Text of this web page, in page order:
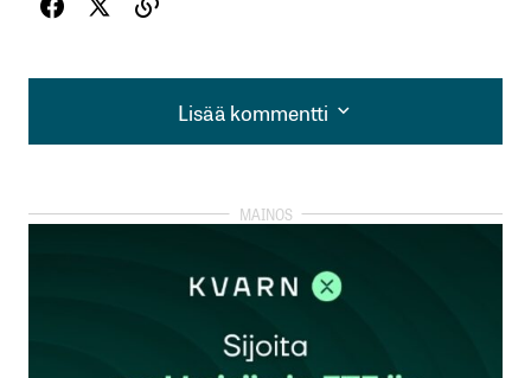
Lisää kommentti
Lisää kommentti
kirjautua
rekisteröityä